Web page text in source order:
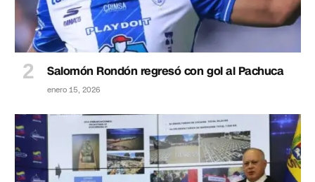
Salomón Rondón regresó con gol al Pachuca
enero 15, 2026